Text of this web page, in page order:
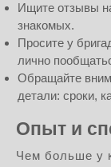
Ищите отзывы
знакомых.
Просите у
лично
Обращайте
детали: сроки,
Опыт и
Чем больше у